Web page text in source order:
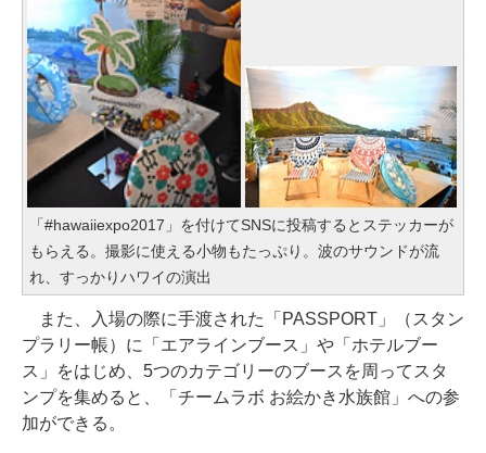
「#hawaiiexpo2017」を付けてSNSに投稿するとステッカーが
もらえる。撮影に使える小物もたっぷり。波のサウンドが流
れ、すっかりハワイの演出
また、入場の際に手渡された「PASSPORT」（スタン
プラリー帳）に「エアラインブース」や「ホテルブー
ス」をはじめ、5つのカテゴリーのブースを周ってスタ
ンプを集めると、「チームラボ お絵かき水族館」への参
加ができる。